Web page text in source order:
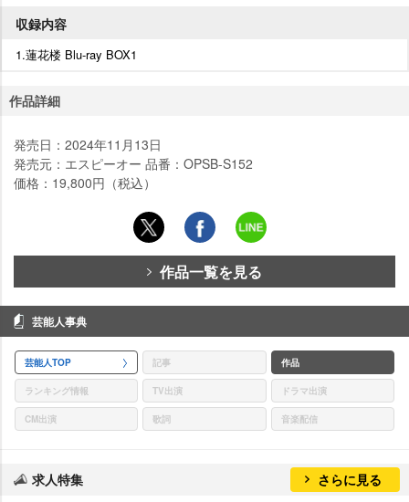
収録内容
1.蓮花楼 Blu-ray BOX1
作品詳細
発売日：2024年11月13日
発売元：エスピーオー 品番：OPSB-S152
価格：19,800円（税込）
作品一覧を見る
芸能人事典
芸能人TOP 記事 作品
ランキング情報 TV出演 ドラマ出演
CM出演 歌詞 音楽配信
求人特集 さらに見る